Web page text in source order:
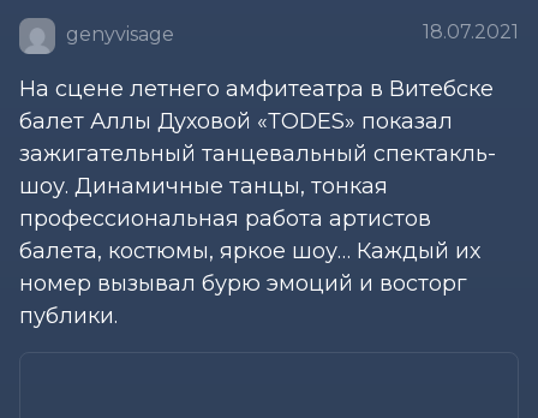
genyvisage 18.07.2021
На сцене летнего амфитеатра в Витебске
балет Аллы Духовой «ТODES» показал
зажигательный танцевальный спектакль-
шоу. Динамичные танцы, тонкая
профессиональная работа артистов
балета, костюмы, яркое шоу… Каждый их
номер вызывал бурю эмоций и восторг
публики.